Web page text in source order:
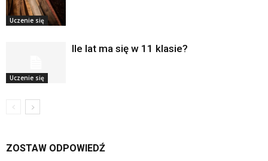
Uczenie się
Uczenie się
Ile lat ma się w 11 klasie?
ZOSTAW ODPOWIEDŹ